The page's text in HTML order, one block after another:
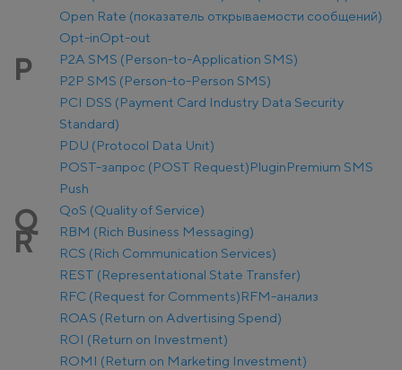
Open Rate (показатель открываемости сообщений)
Opt-inOpt-out
P
P2A SMS (Person-to-Application SMS)
P2P SMS (Person-to-Person SMS)
PCI DSS (Payment Card Industry Data Security
Standard)
PDU (Protocol Data Unit)
POST-запрос (POST Request)PluginPremium SMS
Push
Q QoS (Quality of Service)
R
RBM (Rich Business Messaging)
RCS (Rich Communication Services)
REST (Representational State Transfer)
RFC (Request for Comments)RFM-анализ
ROAS (Return on Advertising Spend)
ROI (Return on Investment)
ROMI (Return on Marketing Investment)